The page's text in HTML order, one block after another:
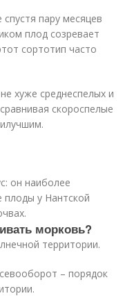
пару месяцев
плод созревает
сортотип часто
хуже среднеспелых и
скороспелые
он наиболее
плоды у Нантской
морковь?
территории.
– порядок